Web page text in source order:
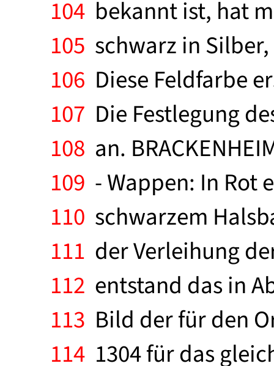
104 bekannt ist, hat
105 schwarz in
106 Diese Feldfarbe
107 Die Festlegung
108 an.
109 - Wappen: In Rot
110 schwarzem
111 der Verleihung
112 entstand das in
113 Bild der für den
114 1304 für das